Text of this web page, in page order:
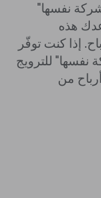
نفسها"
هذه
إذا كنت توفّر
للترويج
من